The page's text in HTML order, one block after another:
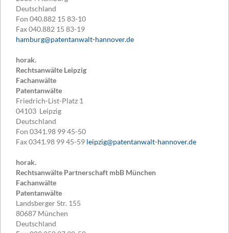
Deutschland
Fon 040.882 15 83-10
Fax040.882 15 83-19
hamburg@patentanwalt-hannover.de
horak.
Rechtsanwälte Leipzig
Fachanwälte
Patentanwälte
Friedrich-List-Platz 1
04103 Leipzig
Deutschland
Fon 0341.98 99 45-50
Fax0341.98 99 45-59 leipzig@patentanwalt-hannover.de
horak.
Rechtsanwälte Partnerschaft mbB München
Fachanwälte
Patentanwälte
Landsberger Str. 155
80687 München
Deutschland